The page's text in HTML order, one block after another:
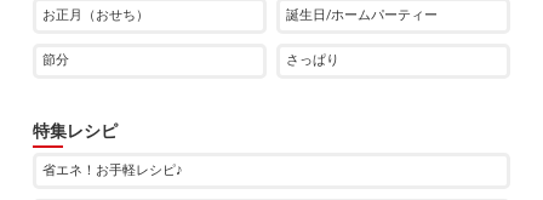
お正月（おせち） 誕生日/ホームパーティー
節分 さっぱり
特集レシピ
省エネ！お手軽レシピ♪